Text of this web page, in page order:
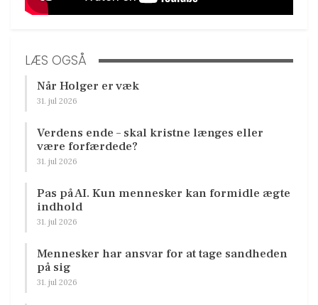
LÆS OGSÅ
Når Holger er væk
31. jul 2026
Verdens ende – skal kristne længes eller
være forfærdede?
31. jul 2026
Pas på AI. Kun mennesker kan formidle ægte
indhold
31. jul 2026
Mennesker har ansvar for at tage sandheden
på sig
31. jul 2026